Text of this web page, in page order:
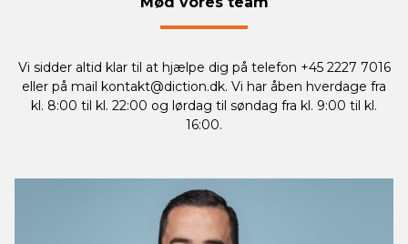
Vi sidder altid klar til at hjælpe dig på telefon +45 2227 7016
eller på mail kontakt@diction.dk. Vi har åben hverdage fra
kl. 8:00 til kl. 22:00 og lørdag til søndag fra kl. 9:00 til kl.
16:00.